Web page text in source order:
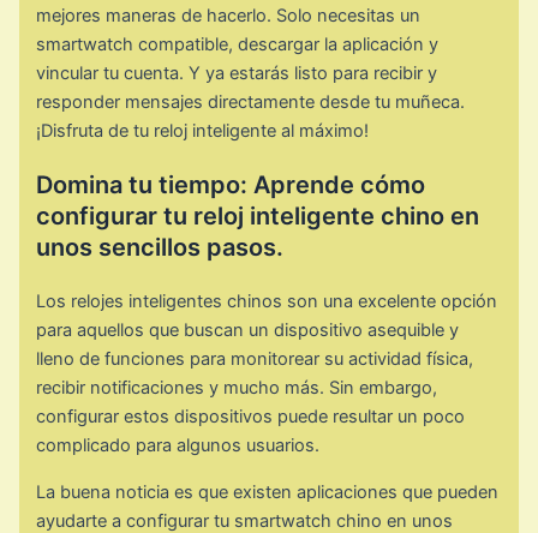
mejores maneras de hacerlo. Solo necesitas un
smartwatch compatible, descargar la aplicación y
vincular tu cuenta. Y ya estarás listo para recibir y
responder mensajes directamente desde tu muñeca.
¡Disfruta de tu reloj inteligente al máximo!
Domina tu tiempo: Aprende cómo
configurar tu reloj inteligente chino en
unos sencillos pasos.
Los relojes inteligentes chinos son una excelente opción
para aquellos que buscan un dispositivo asequible y
lleno de funciones para monitorear su actividad física,
recibir notificaciones y mucho más. Sin embargo,
configurar estos dispositivos puede resultar un poco
complicado para algunos usuarios.
La buena noticia es que existen aplicaciones que pueden
ayudarte a configurar tu smartwatch chino en unos